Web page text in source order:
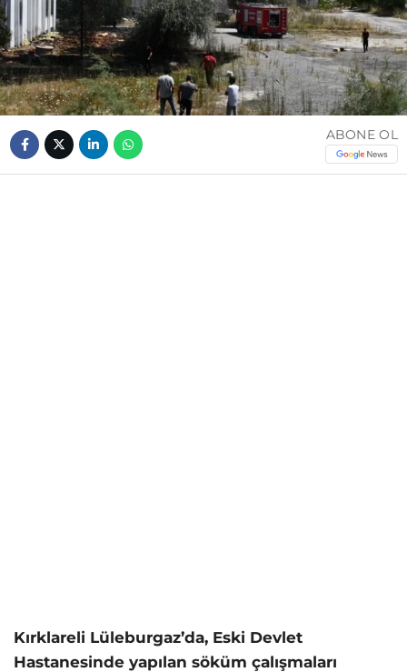
ABONE OL
Kırklareli Lüleburgaz’da, Eski Devlet
Hastanesinde yapılan söküm çalışmaları